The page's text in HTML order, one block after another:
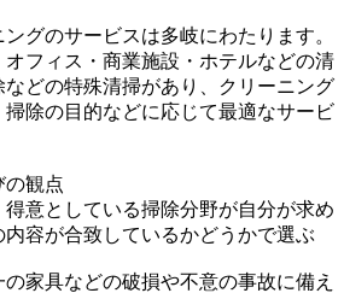
グのサービスは多岐にわたります。
フィス・商業施設・ホテルなどの清
どの特殊清掃があり、クリーニング
除の目的などに応じて最適なサービ
の観点
意としている掃除分野が自分が求め
容が合致しているかどうかで選ぶ
家具などの破損や不意の事故に備え